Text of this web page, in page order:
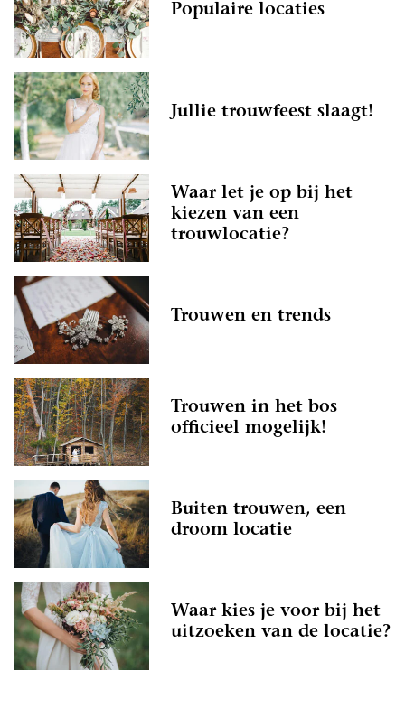
Populaire locaties
Jullie trouwfeest slaagt!
Waar let je op bij het
kiezen van een
trouwlocatie?
Trouwen en trends
Trouwen in het bos
officieel mogelijk!
Buiten trouwen, een
droom locatie
Waar kies je voor bij het
uitzoeken van de locatie?